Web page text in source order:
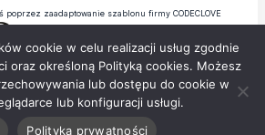
poprzez zaadaptowanie szablonu firmy CODECLOVE
cookie w celu realizacji usług zgodnie
oraz określoną Polityką cookies. Możesz
lub dostępu do cookie w
lub konfiguracji usługi.
Polityka prywatności